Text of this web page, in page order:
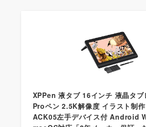
XPPen 液タブ 16インチ 液晶タブ
Proペン 2.5K解像度 イラスト制
ACK05左手デバイス付 Android